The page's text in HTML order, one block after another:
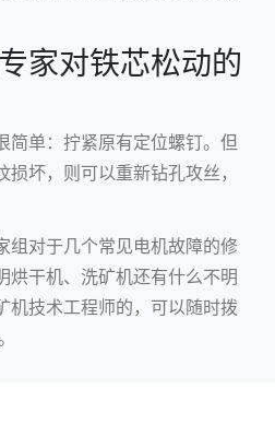
家对铁芯松动的
简单：拧紧原有定位螺钉。但
坏，则可以重新钻孔攻丝，
组对于几个常见电机故障的修
烘干机、洗矿机还有什么不明
机技术工程师的，可以随时拨